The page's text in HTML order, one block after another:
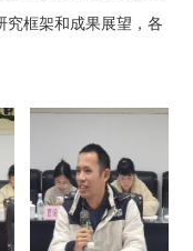
框架和成果展望， 各